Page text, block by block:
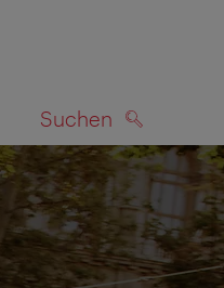
Suchen